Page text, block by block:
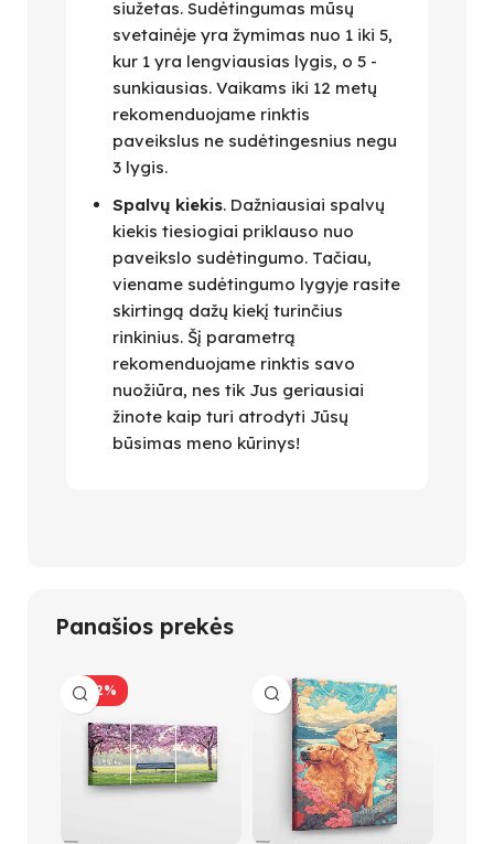
siužetas. Sudėtingumas mūsų
svetainėje yra žymimas nuo 1 iki 5,
kur 1 yra lengviausias lygis, o 5 -
sunkiausias. Vaikams iki 12 metų
rekomenduojame rinktis
paveikslus ne sudėtingesnius negu
3 lygis.
Spalvų kiekis. Dažniausiai spalvų
kiekis tiesiogiai priklauso nuo
paveikslo sudėtingumo. Tačiau,
viename sudėtingumo lygyje rasite
skirtingą dažų kiekį turinčius
rinkinius. Šį parametrą
rekomenduojame rinktis savo
nuožiūra, nes tik Jus geriausiai
žinote kaip turi atrodyti Jūsų
būsimas meno kūrinys!
Panašios prekės
-42%